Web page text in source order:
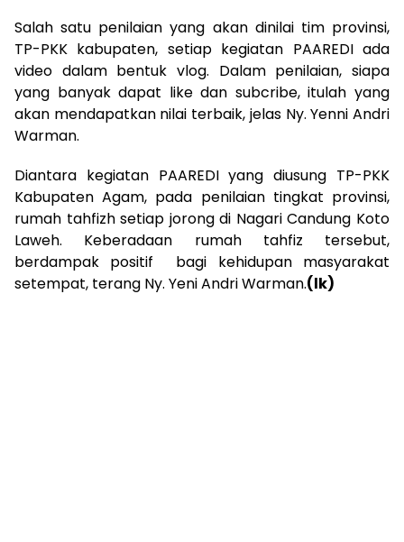
Salah satu penilaian yang akan dinilai tim provinsi,
TP-PKK kabupaten, setiap kegiatan PAAREDI ada
video dalam bentuk vlog. Dalam penilaian, siapa
yang banyak dapat like dan subcribe, itulah yang
akan mendapatkan nilai terbaik, jelas Ny. Yenni Andri
Warman.
Diantara kegiatan PAAREDI yang diusung TP-PKK
Kabupaten Agam, pada penilaian tingkat provinsi,
rumah tahfizh setiap jorong di Nagari Candung Koto
Laweh. Keberadaan rumah tahfiz tersebut,
berdampak positif bagi kehidupan masyarakat
setempat, terang Ny. Yeni Andri Warman.(lk)